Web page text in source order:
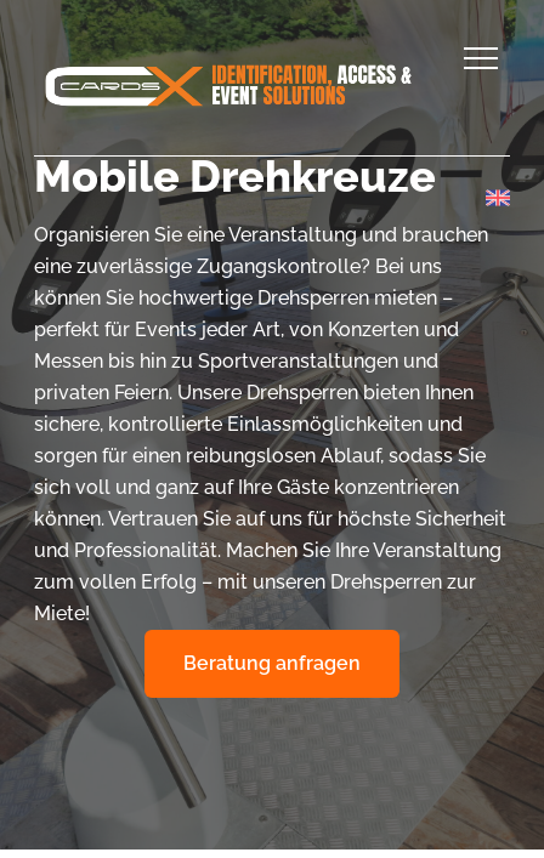
Mobile Drehkreuze
Organisieren Sie eine Veranstaltung und brauchen
eine zuverlässige Zugangskontrolle? Bei uns
können Sie hochwertige Drehsperren mieten –
perfekt für Events jeder Art, von Konzerten und
Messen bis hin zu Sportveranstaltungen und
privaten Feiern. Unsere Drehsperren bieten Ihnen
sichere, kontrollierte Einlassmöglichkeiten und
sorgen für einen reibungslosen Ablauf, sodass Sie
sich voll und ganz auf Ihre Gäste konzentrieren
können. Vertrauen Sie auf uns für höchste Sicherheit
und Professionalität. Machen Sie Ihre Veranstaltung
zum vollen Erfolg – mit unseren Drehsperren zur
Miete!
Beratung anfragen